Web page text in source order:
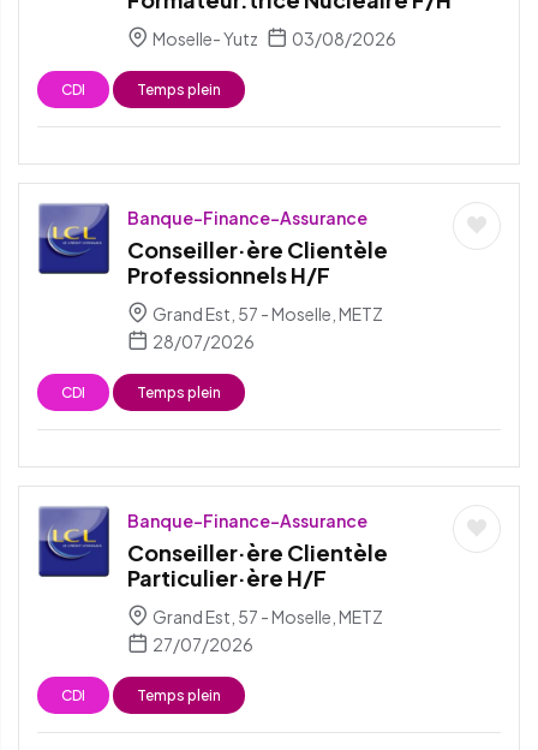
Moselle- Yutz 03/08/2026
CDI Temps plein
Banque-Finance-Assurance
Conseiller·ère Clientèle
Professionnels H/F
Grand Est, 57 - Moselle, METZ
28/07/2026
CDI Temps plein
Banque-Finance-Assurance
Conseiller·ère Clientèle
Particulier·ère H/F
Grand Est, 57 - Moselle, METZ
27/07/2026
CDI Temps plein